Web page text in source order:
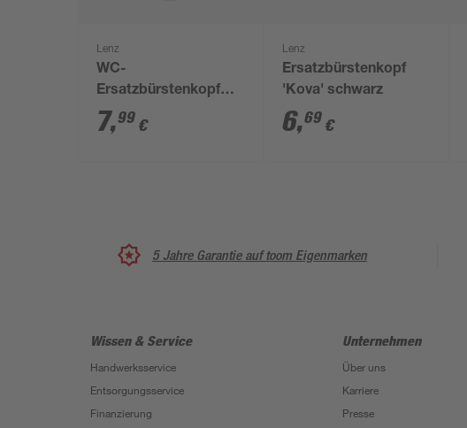
Lenz
WC-
Ersatzbürstenkopf
'Pisa/Scala/Siena'
weiß
7,99 €
Lenz
Ersatzbürstenkopf
'Kova' schwarz
6,69 €
5 Jahre Garantie auf toom Eigenmarken
Wissen & Service
Handwerksservice
Entsorgungsservice
Finanzierung
Unternehmen
Über uns
Karriere
Presse